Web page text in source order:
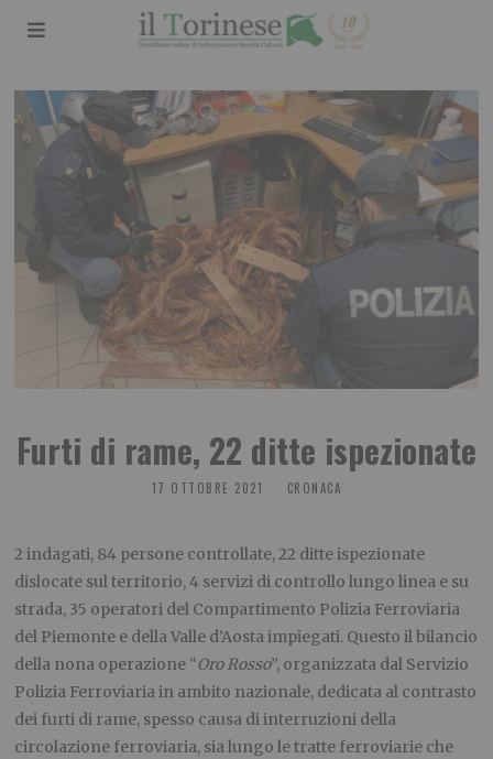
Furti di rame, 22 ditte ispezionate
17 OTTOBRE 2021 CRONACA
2 indagati, 84 persone controllate, 22 ditte ispezionate
dislocate sul territorio, 4 servizi di controllo lungo linea e su
strada, 35 operatori del Compartimento Polizia Ferroviaria
del Piemonte e della Valle d’Aosta impiegati. Questo il bilancio
della nona operazione “Oro Rosso”, organizzata dal Servizio
Polizia Ferroviaria in ambito nazionale, dedicata al contrasto
dei furti di rame, spesso causa di interruzioni della
circolazione ferroviaria, sia lungo le tratte ferroviarie che